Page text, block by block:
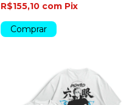
R$155,10 com Pix
Comprar